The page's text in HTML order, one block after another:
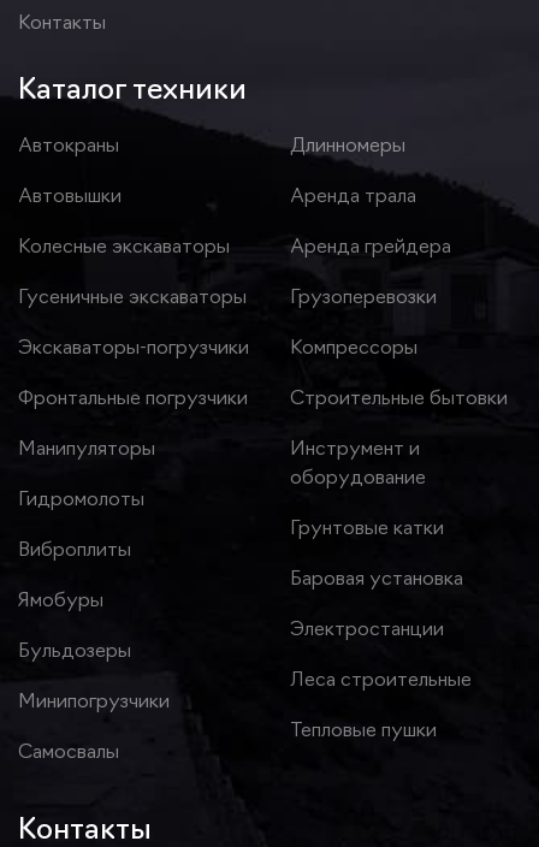
Контакты
Каталог техники
Автокраны
Автовышки
Колесные экскаваторы
Гусеничные экскаваторы
Экскаваторы-погрузчики
Фронтальные погрузчики
Манипуляторы
Гидромолоты
Виброплиты
Ямобуры
Бульдозеры
Минипогрузчики
Самосвалы
Длинномеры
Аренда трала
Аренда грейдера
Грузоперевозки
Компрессоры
Строительные бытовки
Инструмент и
оборудование
Грунтовые катки
Баровая установка
Электростанции
Леса строительные
Тепловые пушки
Контакты